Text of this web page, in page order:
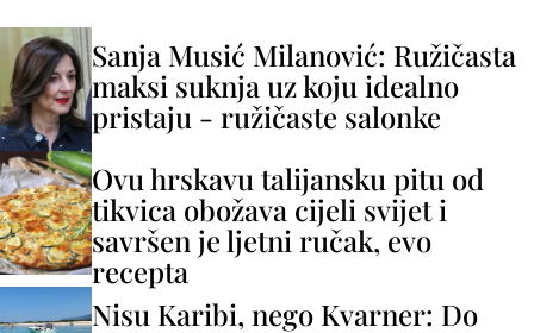
Sanja Musić Milanović: Ružičasta
maksi suknja uz koju idealno
pristaju - ružičaste salonke
Ovu hrskavu talijansku pitu od
tikvica obožava cijeli svijet i
savršen je ljetni ručak, evo
recepta
Nisu Karibi, nego Kvarner: Do